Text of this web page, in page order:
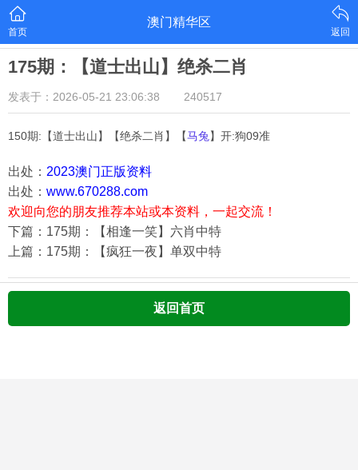
首页
澳门精华区
返回
175期：【道士出山】绝杀二肖
发表于：2026-05-21 23:06:38 240517
150期:【道士出山】【绝杀二肖】【马兔 】开:狗09准
出处： 2023澳门正版资料
出处： www.670288.com
欢迎向您的朋友推荐本站或本资料，一起交流！
下篇：175期：【相逢一笑】六肖中特
上篇：175期：【疯狂一夜】单双中特
返回首页